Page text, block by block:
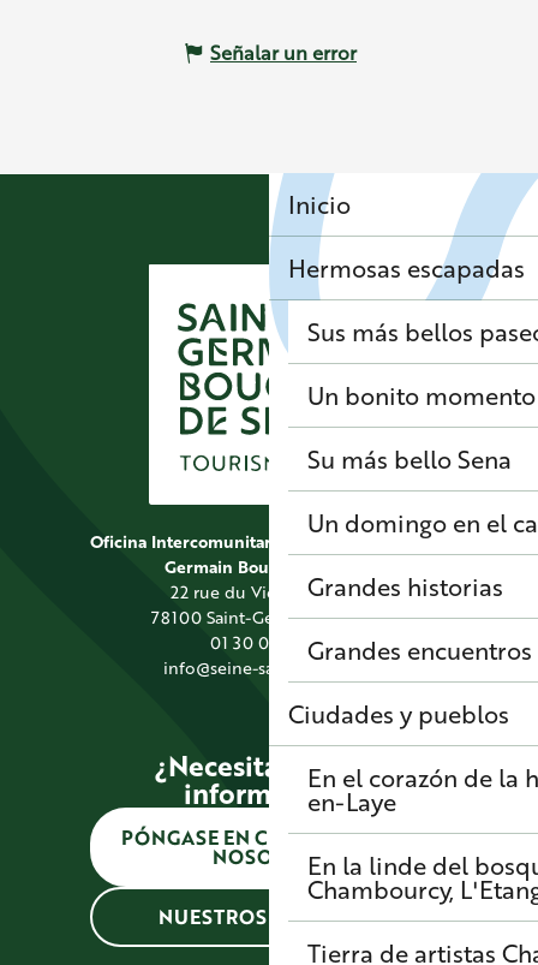
Inicio
Hermosas escapadas
Sus más bellos
Un bonito
Su más bello Sena
Un domingo en el
Grandes historias
Grandes encuentros
Ciudades y pueblos
En el corazón de la
en-Laye
En la linde del
Chambourcy,
Tierra de artistas
Señalar un error
Oficina Intercomunitaria de Turismo de Saint
Germain Boucles de Seine
22 rue du Vieil Abreuvoir
78100 Saint-Germain-en-Laye
01 30 09 39 89
info@seine-saintgermain.fr
¿Necesitas alguna
información?
PÓNGASE EN CONTACTO CON
NOSOTROS
NUESTROS HORARIOS